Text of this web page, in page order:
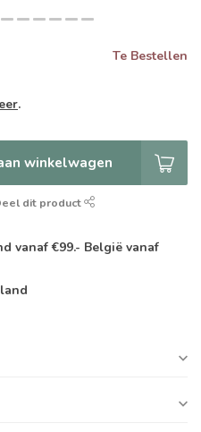
Te Bestellen
.
winkelwagen
dit product
vanaf €99.- België vanaf